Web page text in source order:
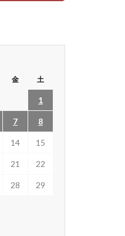
金 土
1
7 8
14 15
21 22
28 29